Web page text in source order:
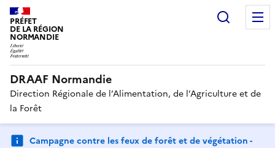
PRÉFET
DE LA RÉGION
NORMANDIE
DRAAF Normandie
Direction Régionale de l’Alimentation, de l’Agriculture et de
la Forêt
Campagne contre les feux de forêt et de végétation -